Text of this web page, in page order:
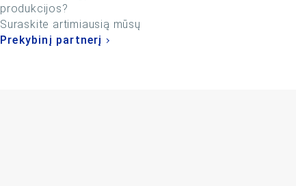
produkcijos?
Suraskite artimiausią mūsų
Prekybinį partnerį